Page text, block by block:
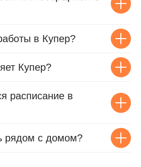
в Купер?
Купер?
расписание в
рядом с домом?